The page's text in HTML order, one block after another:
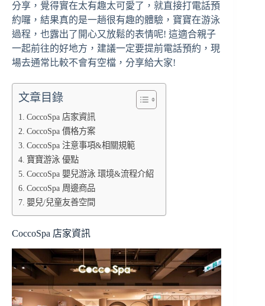
分享，覺得實在太有趣太可愛了，就直接打電話預
約囉，結果真的是一趟很有趣的體驗，寶寶在游泳
過程，也露出了開心又放鬆的表情呢! 這適合親子
一起前往的好地方，建議一定要提前電話預約，現
場去通常比較不會有空檔，分享給大家!
文章目錄
CoccoSpa 店家資訊
CoccoSpa 價格方案
CoccoSpa 注意事項&相關規範
寶寶游泳 優點
CoccoSpa 嬰兒游泳 環境&流程介紹
CoccoSpa 周邊商品
嬰兒/兒童友善空間
CoccoSpa 店家資訊